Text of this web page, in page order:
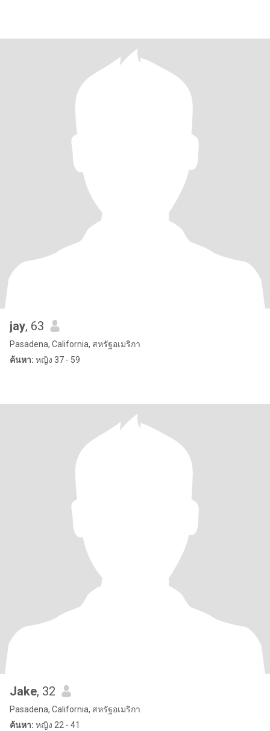
jay, 63
Pasadena, California, สหรัฐอเมริกา
ค้นหา: หญิง 37 - 59
Jake, 32
Pasadena, California, สหรัฐอเมริกา
ค้นหา: หญิง 22 - 41